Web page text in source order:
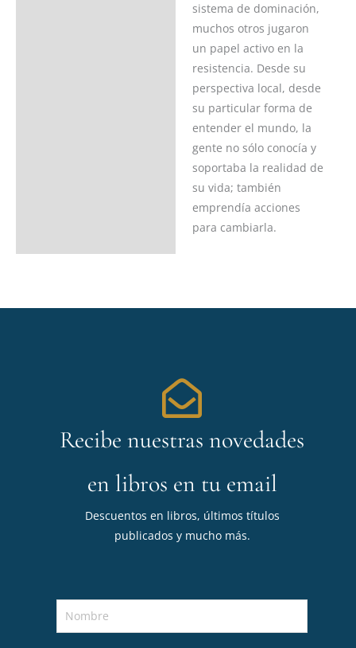
sistema de dominación,
muchos otros jugaron
un papel activo en la
resistencia. Desde su
perspectiva local, desde
su particular forma de
entender el mundo, la
gente no sólo conocía y
soportaba la realidad de
su vida; también
emprendía acciones
para cambiarla.
Recibe nuestras novedades
en libros en tu email
Descuentos en libros, últimos títulos
publicados y mucho más.
o